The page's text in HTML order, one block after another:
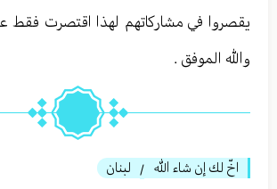
يقصروا في مشاركاتهم لهذا اقتصرت فقط
والله الموفق .
اخّ لك إن شاء الله / لبنان